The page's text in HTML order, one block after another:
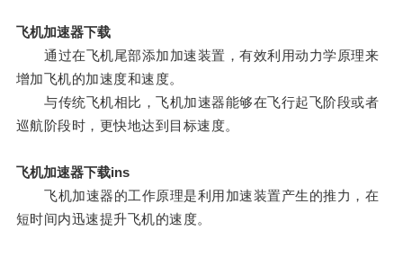
飞机加速器下载
通过在飞机尾部添加加速装置，有效利用动力学原理来
增加飞机的加速度和速度。
与传统飞机相比，飞机加速器能够在飞行起飞阶段或者
巡航阶段时，更快地达到目标速度。
飞机加速器下载ins
飞机加速器的工作原理是利用加速装置产生的推力，在
短时间内迅速提升飞机的速度。